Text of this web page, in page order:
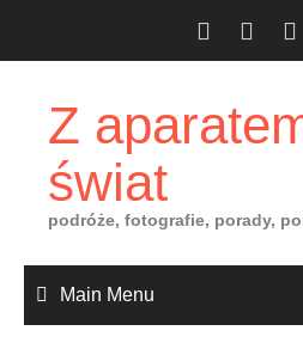
Z
świat
podróże, fotografie, porady,
Main Menu